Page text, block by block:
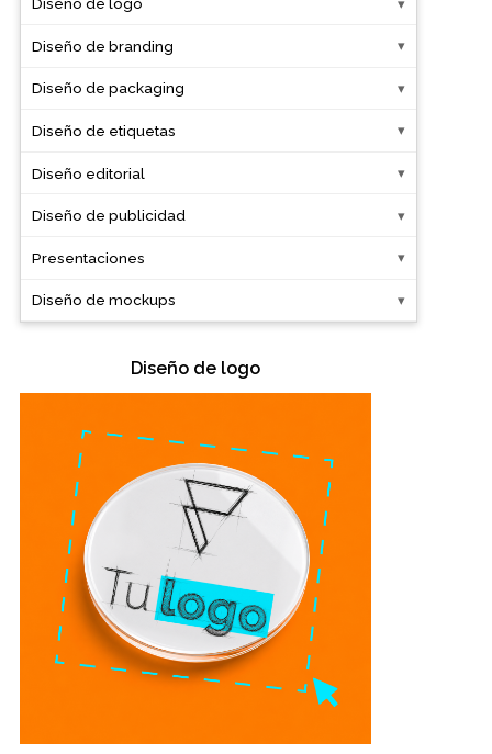
Oficina
Regalos corporativos
Antiestrés
Hogar
Salud y cuidado
Targus
Entretenimiento
Mascotas
Diseño de branding
Diseño de packaging
Diseño de etiquetas
Diseño editorial
Diseño de publicidad
Presentaciones
Diseño de mockups
Diseño de logo